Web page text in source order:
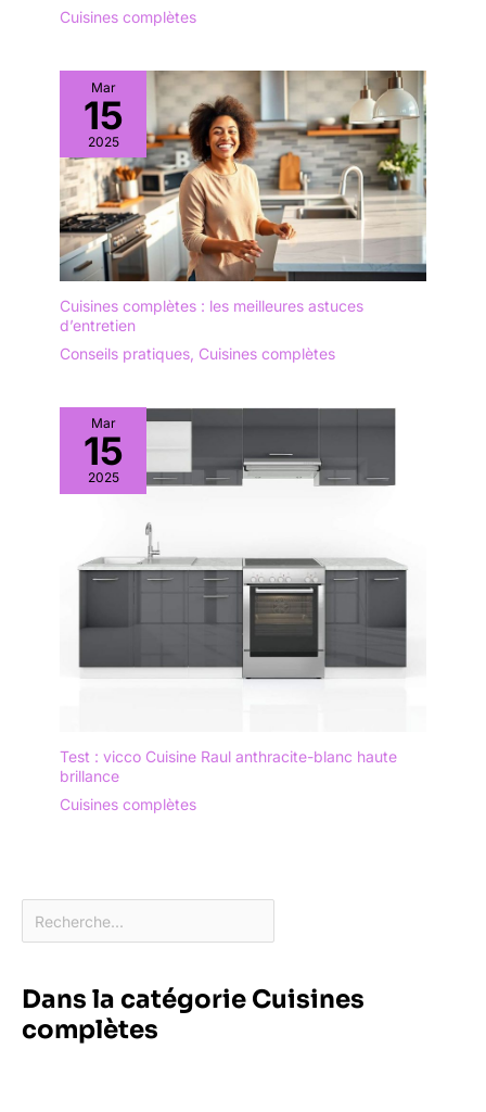
Cuisines complètes
Mar
15
2025
Cuisines complètes : les meilleures astuces
d’entretien
Conseils pratiques Cuisines complètes
Mar
15
2025
Test : vicco Cuisine Raul anthracite-blanc haute
brillance
Cuisines complètes
Dans la catégorie Cuisines
complètes